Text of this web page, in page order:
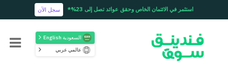
استثمر في الائتمان الخاص وحقق عوائد تصل إلى 23%* سجل الآن
السعودية English
عالمي عربي